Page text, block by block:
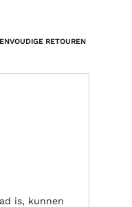
RETOUREN
is, kunnen